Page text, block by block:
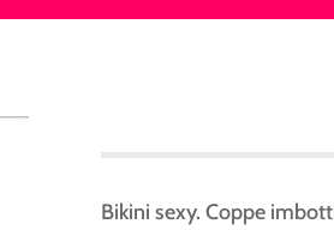
Bikini sexy. Coppe